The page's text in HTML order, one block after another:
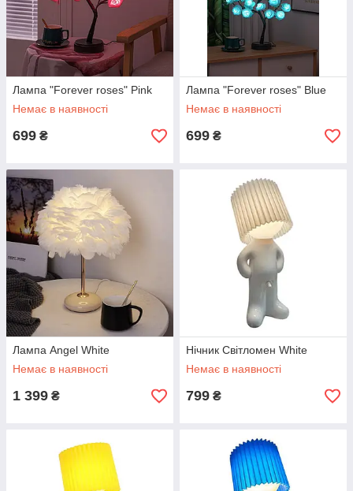
Лампа "Forever roses" Pink
Немає в наявності
699 ₴
Лампа "Forever roses" Blue
Немає в наявності
699 ₴
Лампа Angel White
Немає в наявності
1 399 ₴
Нічник Світломен White
Немає в наявності
799 ₴